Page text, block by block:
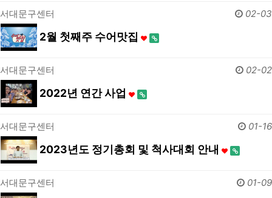
서대문구센터 02-03
2월 첫째주 수어맛집
서대문구센터 02-02
2022년 연간 사업
서대문구센터 01-16
2023년도 정기총회 및 척사대회 안내
서대문구센터 01-09